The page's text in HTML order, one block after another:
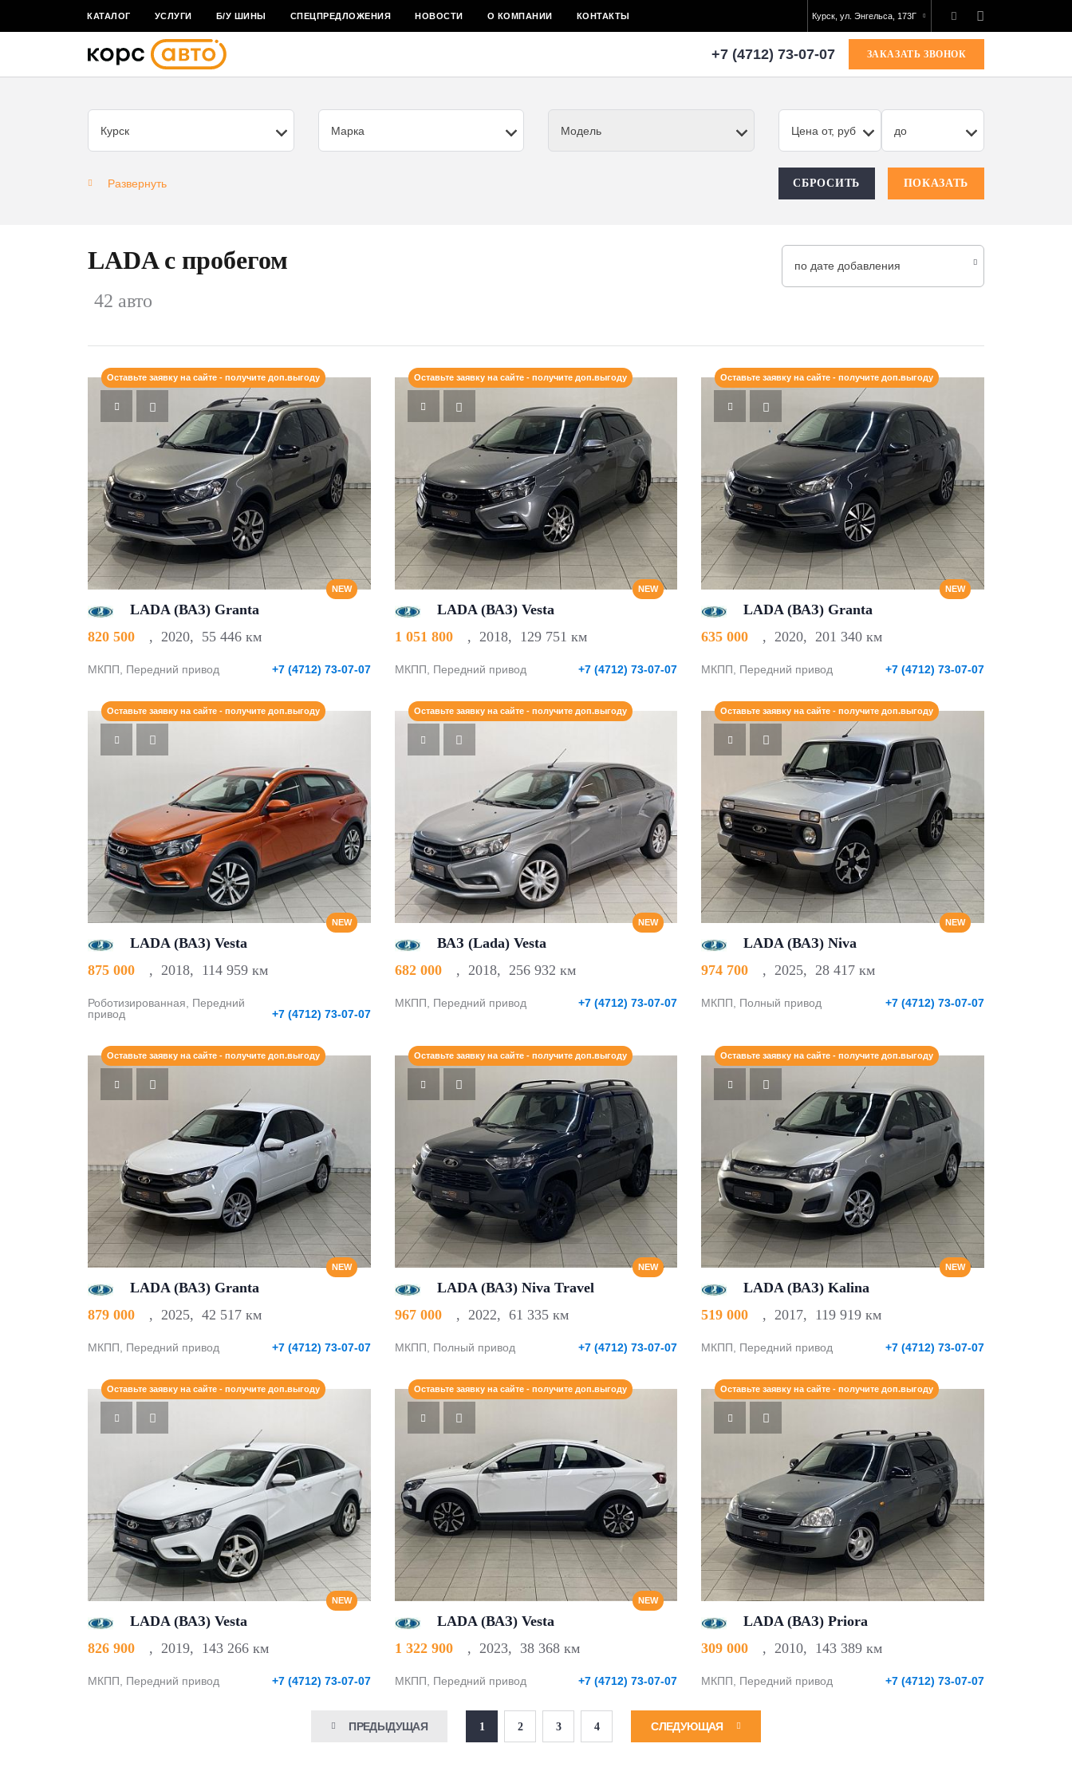
КАТАЛОГ УСЛУГИ Б/У ШИНЫ СПЕЦПРЕДЛОЖЕНИЯ НОВОСТИ О КОМПАНИИ КОНТАКТЫ Курск, ул. Энгельса, 173Г
+7 (4712) 73-07-07 ЗАКАЗАТЬ ЗВОНОК
Курск Марка Модель Цена от, руб до
Развернуть СБРОСИТЬ ПОКАЗАТЬ
LADA с пробегом
42 авто
по дате добавления
NEW
Оставьте заявку на сайте - получите доп.выгоду
LADA (ВАЗ) Granta
820 500
, 2020, 55 446 км
МКПП, Передний привод +7 (4712) 73-07-07
NEW
Оставьте заявку на сайте - получите доп.выгоду
LADA (ВАЗ) Vesta
1 051 800
, 2018, 129 751 км
МКПП, Передний привод +7 (4712) 73-07-07
NEW
Оставьте заявку на сайте - получите доп.выгоду
LADA (ВАЗ) Granta
635 000
, 2020, 201 340 км
МКПП, Передний привод +7 (4712) 73-07-07
NEW
Оставьте заявку на сайте - получите доп.выгоду
LADA (ВАЗ) Vesta
875 000
, 2018, 114 959 км
Роботизированная, Передний
привод
+7 (4712) 73-07-07
NEW
Оставьте заявку на сайте - получите доп.выгоду
ВАЗ (Lada) Vesta
682 000
, 2018, 256 932 км
МКПП, Передний привод +7 (4712) 73-07-07
NEW
Оставьте заявку на сайте - получите доп.выгоду
LADA (ВАЗ) Niva
974 700
, 2025, 28 417 км
МКПП, Полный привод +7 (4712) 73-07-07
NEW
Оставьте заявку на сайте - получите доп.выгоду
LADA (ВАЗ) Granta
879 000
, 2025, 42 517 км
МКПП, Передний привод +7 (4712) 73-07-07
NEW
Оставьте заявку на сайте - получите доп.выгоду
LADA (ВАЗ) Niva Travel
967 000
, 2022, 61 335 км
МКПП, Полный привод +7 (4712) 73-07-07
NEW
Оставьте заявку на сайте - получите доп.выгоду
LADA (ВАЗ) Kalina
519 000
, 2017, 119 919 км
МКПП, Передний привод +7 (4712) 73-07-07
NEW
Оставьте заявку на сайте - получите доп.выгоду
LADA (ВАЗ) Vesta
826 900
, 2019, 143 266 км
МКПП, Передний привод +7 (4712) 73-07-07
NEW
Оставьте заявку на сайте - получите доп.выгоду
LADA (ВАЗ) Vesta
1 322 900
, 2023, 38 368 км
МКПП, Передний привод +7 (4712) 73-07-07
Оставьте заявку на сайте - получите доп.выгоду
LADA (ВАЗ) Priora
309 000
, 2010, 143 389 км
МКПП, Передний привод +7 (4712) 73-07-07
ПРЕДЫДУЩАЯ 1 2 3 4 СЛЕДУЮЩАЯ